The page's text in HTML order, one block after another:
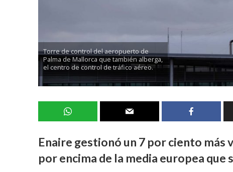
Torre de control del aeropuerto de
Palma de Mallorca que también alberga,
el centro de control de tráfico aéreo.
Enaire gestionó un 7 por ciento
por encima de la media europea que